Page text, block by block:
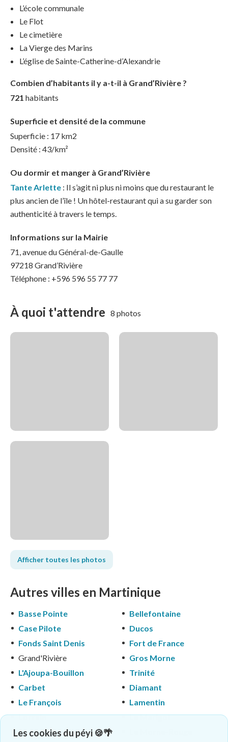
Les cookies du péyi 🍪🌴
L’école communale
Le Flot
Le cimetière
La Vierge des Marins
L’église de Sainte-Catherine-d’Alexandrie
Combien d’habitants il y a-t-il à Grand’Rivière ?
721 habitants
Superficie et densité de la commune
Superficie : 17 km2
Densité : 43/km²
Ou dormir et manger à Grand’Rivière
Tante Arlette : Il s’agit ni plus ni moins que du restaurant le
plus ancien de l’île ! Un hôtel-restaurant qui a su garder son
authenticité à travers le temps.
Informations sur la Mairie
71, avenue du Général-de-Gaulle
97218 Grand’Rivière
Téléphone : +596 596 55 77 77
À quoi t'attendre 8 photos
Afficher toutes les photos
Autres villes en Martinique
Basse Pointe
Bellefontaine
Case Pilote
Ducos
Fonds Saint Denis
Fort de France
Grand'Rivière
Gros Morne
L'Ajoupa-Bouillon
Trinité
Carbet
Diamant
Le François
Lamentin
Lorrain
Le Marigot
Le Marin